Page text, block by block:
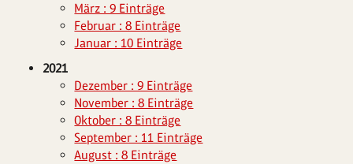
März : 9 Einträge
Februar : 8 Einträge
Januar : 10 Einträge
2021
Dezember : 9 Einträge
November : 8 Einträge
Oktober : 8 Einträge
September : 11 Einträge
August : 8 Einträge